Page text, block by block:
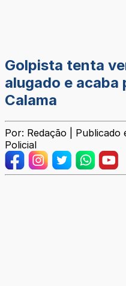
Golpista tenta
alugado e acaba
Calama
Por: Redação |
Policial